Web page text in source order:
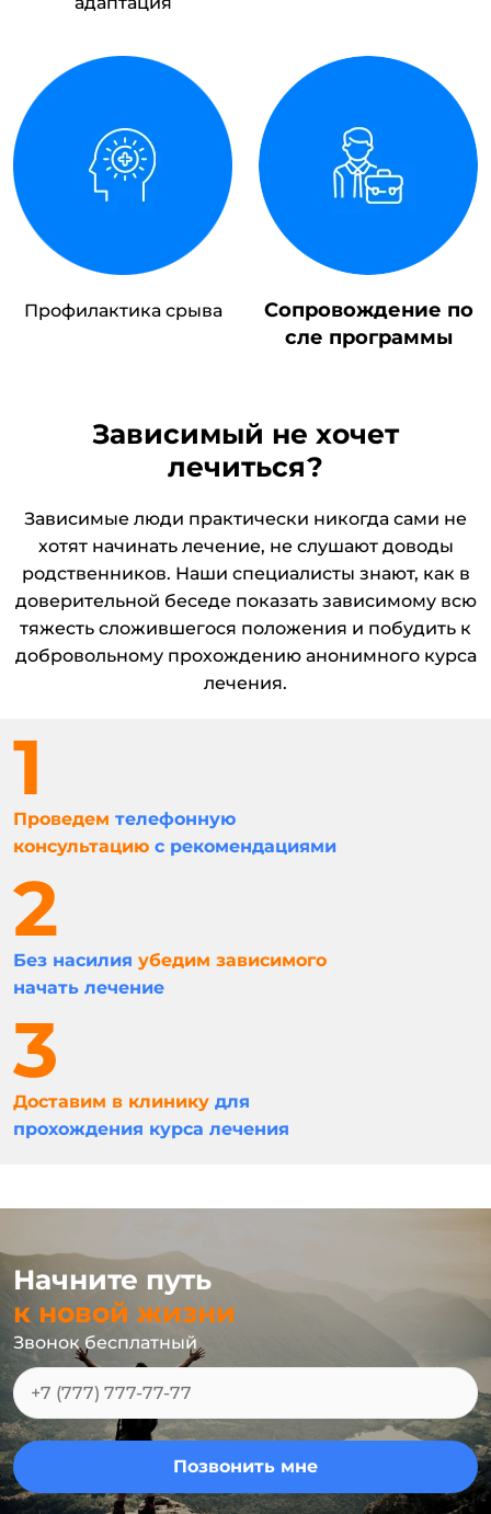
Профилактика срыва
Сопровождение по
сле программы
Зависимый не хочет
лечиться?
Зависимые люди практически никогда сами не
хотят начинать лечение, не слушают доводы
родственников. Наши специалисты знают, как в
доверительной беседе показать зависимому всю
тяжесть сложившегося положения и побудить к
добровольному прохождению анонимного курса
лечения.
Проведем телефонную
консультацию с рекомендациями
Без насилия убедим зависимого
начать лечение
Доставим в клинику для
прохождения курса лечения
Начните путь
к новой жизни
Звонок бесплатный
Позвонить мне